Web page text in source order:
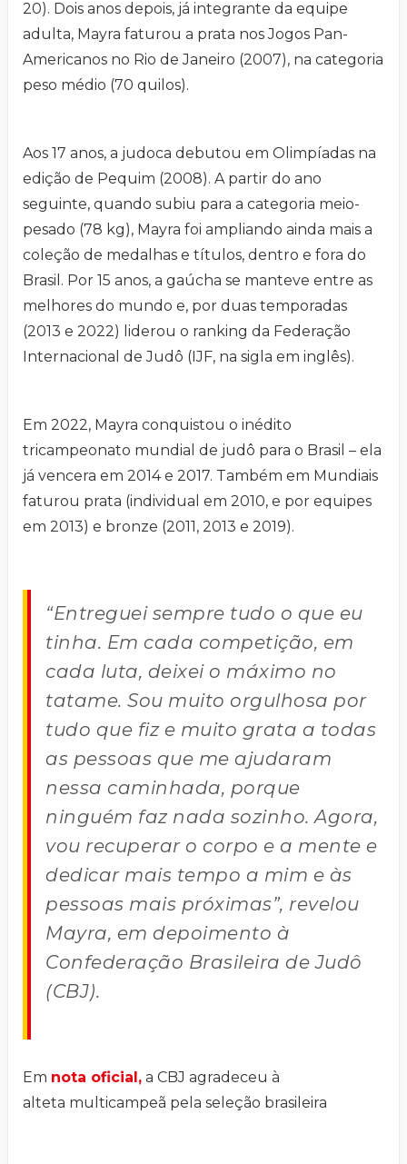
20). Dois anos depois, já integrante da equipe
adulta, Mayra faturou a prata nos Jogos Pan-
Americanos no Rio de Janeiro (2007), na categoria
peso médio (70 quilos).
Aos 17 anos, a judoca debutou em Olimpíadas na
edição de Pequim (2008). A partir do ano
seguinte, quando subiu para a categoria meio-
pesado (78 kg), Mayra foi ampliando ainda mais a
coleção de medalhas e títulos, dentro e fora do
Brasil. Por 15 anos, a gaúcha se manteve entre as
melhores do mundo e, por duas temporadas
(2013 e 2022) liderou o ranking da Federação
Internacional de Judô (IJF, na sigla em inglês).
Em 2022, Mayra conquistou o inédito
tricampeonato mundial de judô para o Brasil – ela
já vencera em 2014 e 2017. Também em Mundiais
faturou prata (individual em 2010, e por equipes
em 2013) e bronze (2011, 2013 e 2019).
“Entreguei sempre tudo o que eu
tinha. Em cada competição, em
cada luta, deixei o máximo no
tatame. Sou muito orgulhosa por
tudo que fiz e muito grata a todas
as pessoas que me ajudaram
nessa caminhada, porque
ninguém faz nada sozinho. Agora,
vou recuperar o corpo e a mente e
dedicar mais tempo a mim e às
pessoas mais próximas”, revelou
Mayra, em depoimento à
Confederação Brasileira de Judô
(CBJ).
Em nota oficial, a CBJ agradeceu à
alteta multicampeã pela seleção brasileira